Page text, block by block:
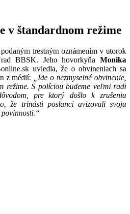
v štandardnom režime
trestným oznámením v utorok
BBSK. Jeho hovorkyňa Monika
uviedla, že o obvineniach sa
z médií: „Ide o nezmyselné obvinenie,
režime. S políciou budeme veľmi radi
pre ktorý došlo k zrušeniu
že trinásti poslanci avizovali svoju